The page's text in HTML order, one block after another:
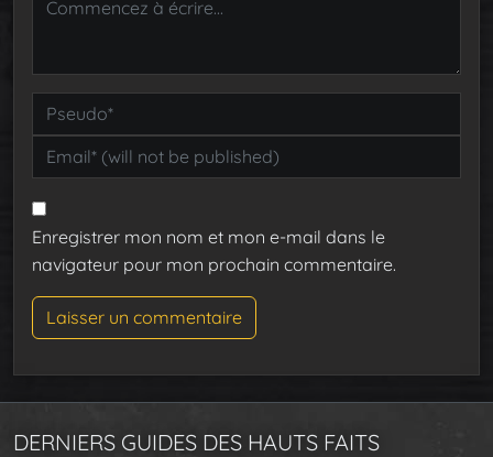
Enregistrer mon nom et mon e-mail dans le
navigateur pour mon prochain commentaire.
DERNIERS GUIDES DES HAUTS FAITS